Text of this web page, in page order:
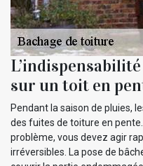
sur un toit en
Pendant la saison de pluies,
des fuites de toiture en
problème, vous devez agir
irréversibles. La pose de